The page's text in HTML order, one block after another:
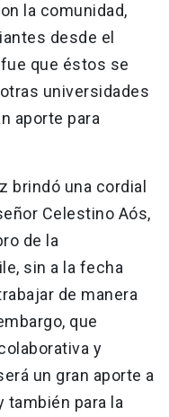
la comunidad,
desde el
que éstos se
universidades
aporte para
brindó una cordial
Celestino Aós,
de la
sin a la fecha
de manera
que
y
un gran aporte a
también para la